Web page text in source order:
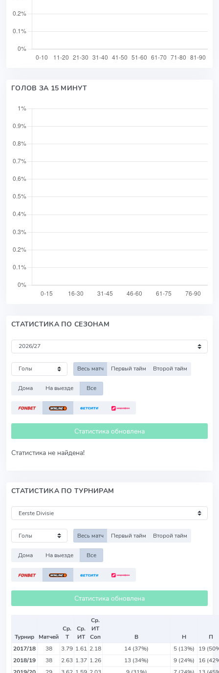
ГОЛОВ ЗА 15 МИНУТ
СТАТИСТИКА ПО СЕЗОНАМ
Весь матч Первый тайм Второй тайм
Дома На выезде Все
Статистика обновлена
Статистика не найдена!
СТАТИСТИКА ПО ТУРНИРАМ
Весь матч Первый тайм Второй тайм
Дома На выезде Все
Статистика обновлена
Турнир Матчей
Ср.
Т
Ср.
ИТ
Ср.
ИТ
Соп
В Н
П
2017/18
38 3.79 1.61 2.18 14 (37%) 5 (13%)
19
2018/19
38 2.63 1.37 1.26 13 (34%) 9 (24%)
16